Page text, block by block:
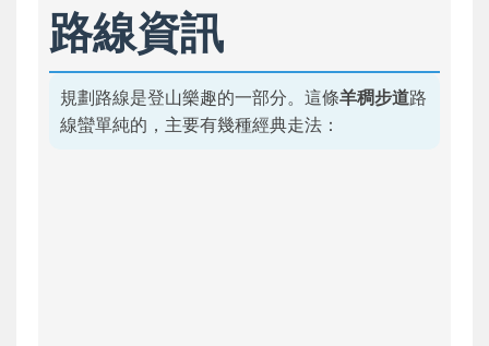
路線資訊
規劃路線是登山樂趣的一部分。這條羊稠步道路
線蠻單純的，主要有幾種經典走法：